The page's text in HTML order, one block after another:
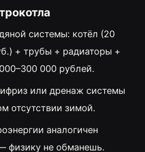
системы: котёл (20
+ трубы + радиаторы +
000 рублей.
или дренаж системы
отсутствии зимой.
аналогичен
физику не обманешь.